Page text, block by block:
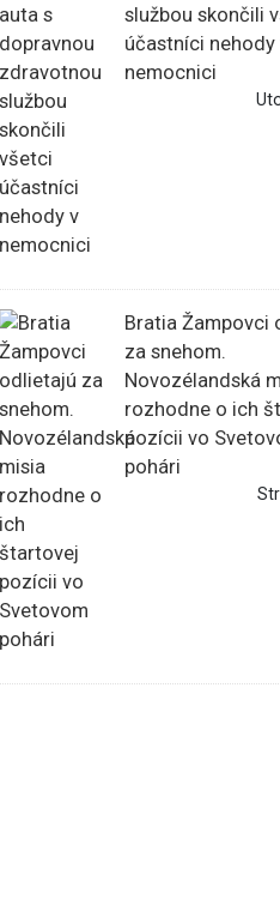
službou skončili
účastníci nehody
nemocnici
Bratia Žampovci
za snehom.
Novozélandská
rozhodne o ich
pozícii vo
pohári